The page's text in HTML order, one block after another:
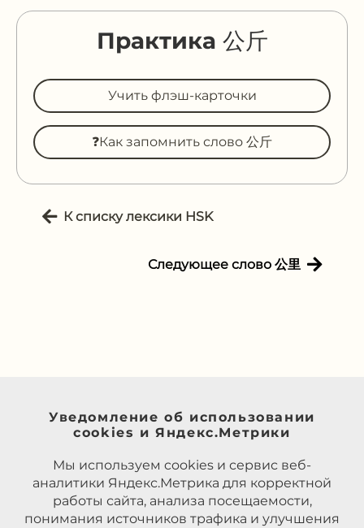
Практика 公斤
Учить флэш-карточки
❓Как запомнить слово 公斤
К списку лексики HSK
Следующее слово 公里
Уведомление об использовании
cookies и Яндекс.Метрики
Мы используем cookies и сервис веб-
аналитики Яндекс.Метрика для корректной
работы сайта, анализа посещаемости,
понимания источников трафика и улучшения